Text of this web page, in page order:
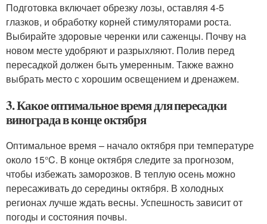
Подготовка включает обрезку лозы, оставляя 4-5
глазков, и обработку корней стимуляторами роста.
Выбирайте здоровые черенки или саженцы. Почву на
новом месте удобряют и разрыхляют. Полив перед
пересадкой должен быть умеренным. Также важно
выбрать место с хорошим освещением и дренажем.
3. Какое оптимальное время для пересадки
винограда в конце октября
Оптимальное время – начало октября при температуре
около 15°C. В конце октября следите за прогнозом,
чтобы избежать заморозков. В теплую осень можно
пересаживать до середины октября. В холодных
регионах лучше ждать весны. Успешность зависит от
погоды и состояния почвы.